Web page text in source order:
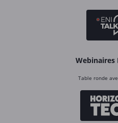
Webinaires
Table ronde